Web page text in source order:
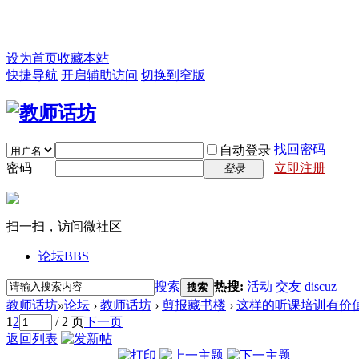
设为首页收藏本站
快捷导航 开启辅助访问 切换到窄版
自动登录 找回密码
密码
登录 立即注册
扫一扫，访问微社区
论坛BBS
搜索 搜索 热搜: 活动 交友 discuz
教师话坊»论坛 › 教师话坊 › 剪报藏书楼 › 这样的听课培训有价
12 / 2 页下一页
返回列表